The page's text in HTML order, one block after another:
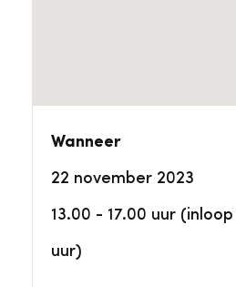
Wanneer
22 november 2023
13.00 - 17.00 uur
uur)